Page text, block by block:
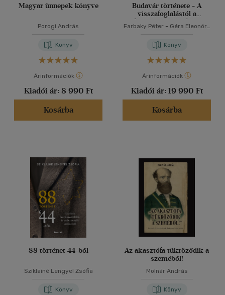
Magyar ünnepek könyve
Porogi András
Könyv
Árinformációk
Kiadói ár: 8 990 Ft
Kosárba
Budavár története - A
visszafoglalástól a
reformkor végéig (1686-
1848)
Farbaky Péter - Géra Eleonóra
Könyv
Árinformációk
Kiadói ár: 19 990 Ft
Kosárba
88 történet 44-ből
Sziklainé Lengyel Zsófia
Könyv
Az akasztófa tükröződik a
szeméből!
Molnár András
Könyv